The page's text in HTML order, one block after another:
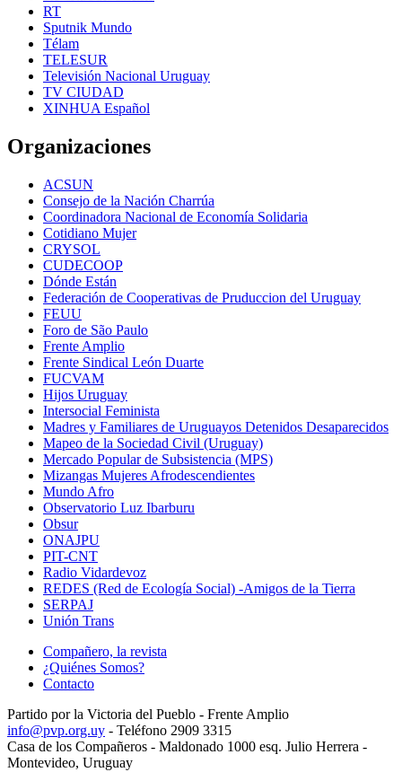
RT
Sputnik Mundo
Télam
TELESUR
Televisión Nacional Uruguay
TV CIUDAD
XINHUA Español
Organizaciones
ACSUN
Consejo de la Nación Charrúa
Coordinadora Nacional de Economía Solidaria
Cotidiano Mujer
CRYSOL
CUDECOOP
Dónde Están
Federación de Cooperativas de Pruduccion del Uruguay
FEUU
Foro de São Paulo
Frente Amplio
Frente Sindical León Duarte
FUCVAM
Hijos Uruguay
Intersocial Feminista
Madres y Familiares de Uruguayos Detenidos Desaparecidos
Mapeo de la Sociedad Civil (Uruguay)
Mercado Popular de Subsistencia (MPS)
Mizangas Mujeres Afrodescendientes
Mundo Afro
Observatorio Luz Ibarburu
Obsur
ONAJPU
PIT-CNT
Radio Vidardevoz
REDES (Red de Ecología Social) -Amigos de la Tierra
SERPAJ
Unión Trans
Compañero, la revista
¿Quiénes Somos?
Contacto
Partido por la Victoria del Pueblo - Frente Amplio
info@pvp.org.uy - Teléfono 2909 3315
Casa de los Compañeros - Maldonado 1000 esq. Julio Herrera -
Montevideo, Uruguay